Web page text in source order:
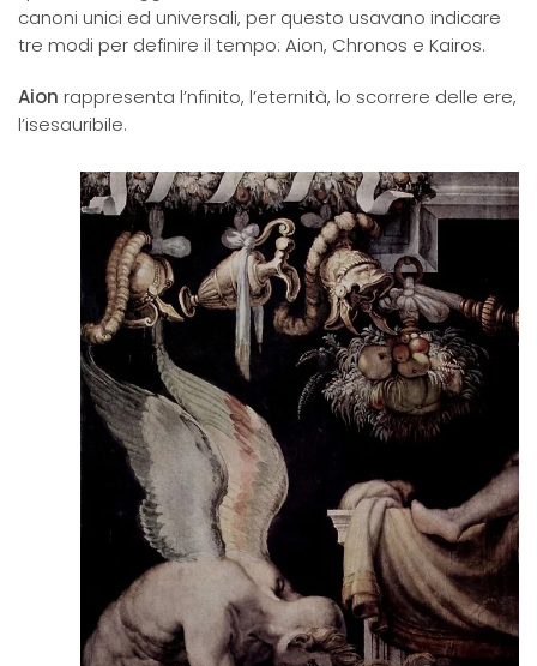
canoni unici ed universali, per questo usavano indicare
tre modi per definire il tempo: Aion, Chronos e Kairos.
Aion rappresenta l’nfinito, l’eternità, lo scorrere delle ere,
l’isesauribile.